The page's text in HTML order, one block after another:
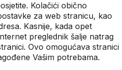
Kolačići obično
za web stranicu, kao
Kasnije, kada opet
preglednik šalje natrag
Ovo omogućava stranici
Vašim potrebama.